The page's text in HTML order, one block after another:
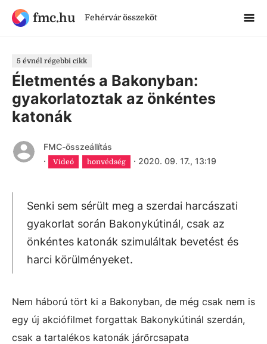
fmc.hu Fehérvár összeköt
5 évnél régebbi cikk
Életmentés a Bakonyban:
gyakorlatoztak az önkéntes
katonák
FMC-összeállítás
·
Videó honvédség · 2020. 09. 17., 13:19
Senki sem sérült meg a szerdai harcászati
gyakorlat során Bakonykútinál, csak az
önkéntes katonák szimuláltak bevetést és
harci körülményeket.
Nem háború tört ki a Bakonyban, de még csak nem is
egy új akciófilmet forgattak Bakonykútinál szerdán,
csak a tartalékos katonák járőrcsapata